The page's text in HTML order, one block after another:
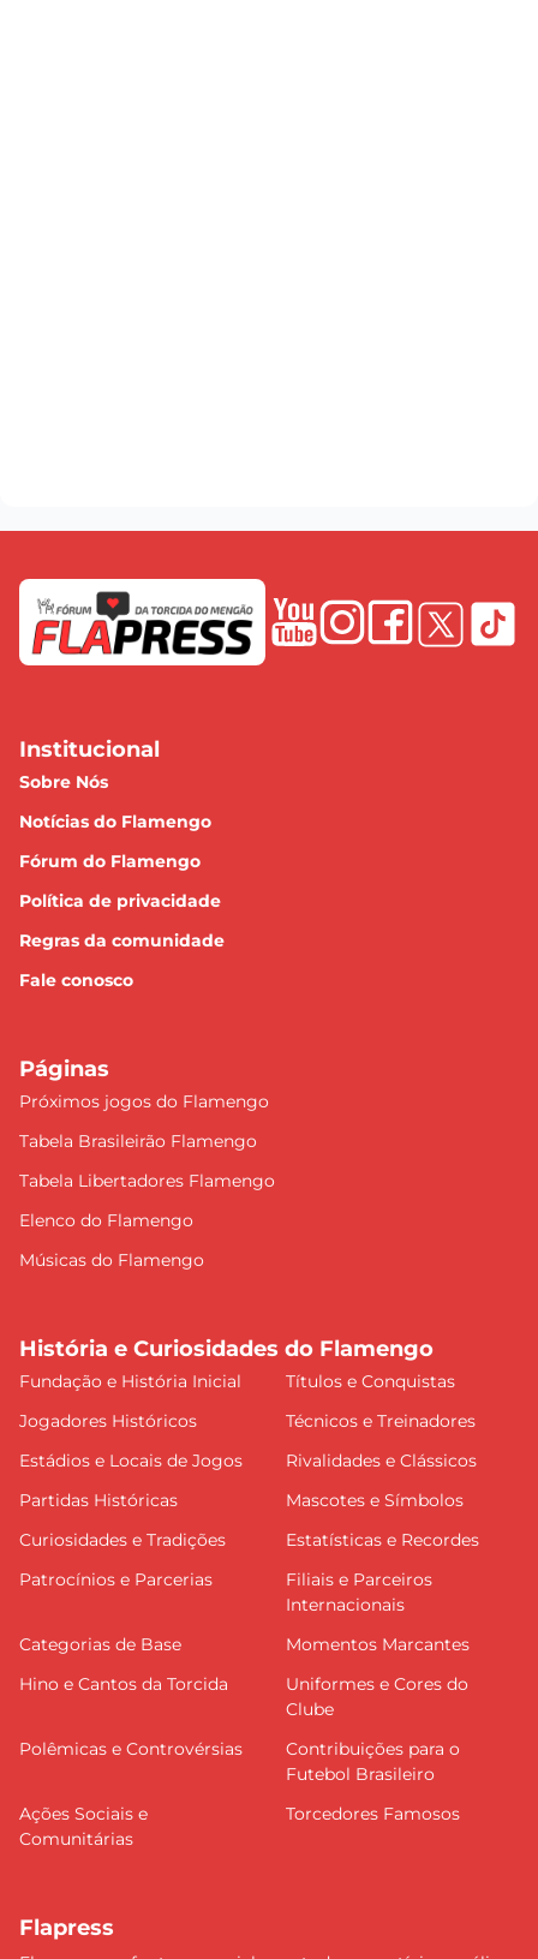
Institucional
Sobre Nós
Notícias do Flamengo
Fórum do Flamengo
Política de privacidade
Regras da comunidade
Fale conosco
Páginas
Próximos jogos do Flamengo
Tabela Brasileirão Flamengo
Tabela Libertadores Flamengo
Elenco do Flamengo
Músicas do Flamengo
História e Curiosidades do Flamengo
Fundação e História Inicial
Títulos e Conquistas
Jogadores Históricos
Técnicos e Treinadores
Estádios e Locais de Jogos
Rivalidades e Clássicos
Partidas Históricas
Mascotes e Símbolos
Curiosidades e Tradições
Estatísticas e Recordes
Patrocínios e Parcerias
Filiais e Parceiros
Internacionais
Categorias de Base
Momentos Marcantes
Hino e Cantos da Torcida
Uniformes e Cores do
Clube
Polêmicas e Controvérsias
Contribuições para o
Futebol Brasileiro
Ações Sociais e
Comunitárias
Torcedores Famosos
Flapress